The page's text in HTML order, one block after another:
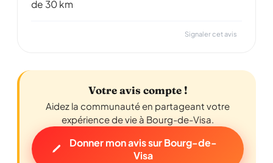
de 30 km
Signaler cet avis
Votre avis compte !
Aidez la communauté en partageant votre
expérience de vie à Bourg-de-Visa.
Donner mon avis sur Bourg-de-
Visa